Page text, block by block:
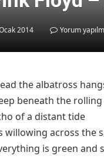
2014 Yorum
the albatross
beneath the
of a distant tide
willowing across the
is green and